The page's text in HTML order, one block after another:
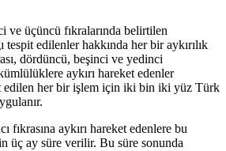
ve üçüncü fıkralarında belirtilen
tespit edilenler hakkında her bir aykırılık
dördüncü, beşinci ve yedinci
aykırı hareket edenler
edilen her bir işlem için iki bin iki yüz Türk
fıkrasına aykırı hareket edenlere bu
üç ay süre verilir. Bu süre sonunda